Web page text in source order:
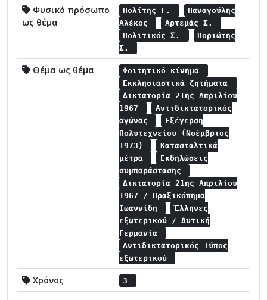
Φυσικό πρόσωπο
ως θέμα
Πολίτης Γ.
Παναγούλης
Αλέκος
Αρτεμάς Σ.
Πολιτικός Σ.
Ποριώτης
Σ.
Θέμα ως θέμα
Φοιτητικό κίνημα
Εκκλησιαστικά ζητήματα
Δικτατορία 21ης Απριλίου
1967
Αντιδικτατορικός
αγώνας
Εξέγερση
Πολυτεχνείου (Νοέμβριος
1973)
Κατασταλτικά
μέτρα
Εκδηλώσεις
συμπαράστασης
Δικτατορία 21ης Απριλίου
1967 / Πραξικόπημα
Ιωαννίδη
Έλληνες
εξωτερικού / Δυτική
Γερμανία
Αντιδικτατορικός Τύπος
εξωτερικού
Χρόνος 3